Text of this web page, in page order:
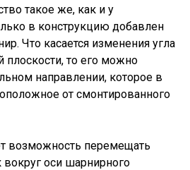
такое же, как и у
в конструкцию добавлен
Что касается изменения угла
плоскости, то его можно
направлении, которое в
от смонтированного
возможность перемещать
оси шарнирного